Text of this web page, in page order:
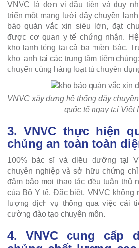
VNVC là đơn vị đầu tiên và duy
triển một mạng lưới dây chuyền
bảo quản vắc xin siêu lớn, đạt
được cơ quan y tế chứng nhận.
kho lạnh tổng tại cả ba miền Bắc,
kho lạnh tại các trung tâm tiêm
chuyển cùng hàng loạt tủ chuyên
VNVC xây dựng hệ thống dây
quốc tế ngay tại Việt
3. VNVC thực hiện
chủng an toàn toàn
100% bác sĩ và điều dưỡng tại
chuyên nghiệp và sở hữu chứng
đảm bảo mọi thao tác đều tuân thủ
của Bộ Y tế. Đặc biệt, VNVC không
lượng dịch vụ thông qua việc cải
cường đào tạo chuyên môn.
4. VNVC cung cấp